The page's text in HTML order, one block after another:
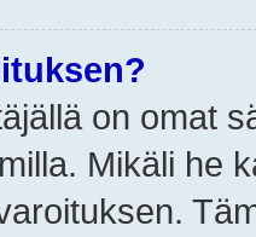
on omat
Mikäli he